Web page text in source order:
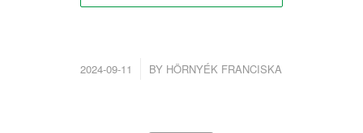
2024-09-11
/ BY HÖRNYÉK FRANCISKA